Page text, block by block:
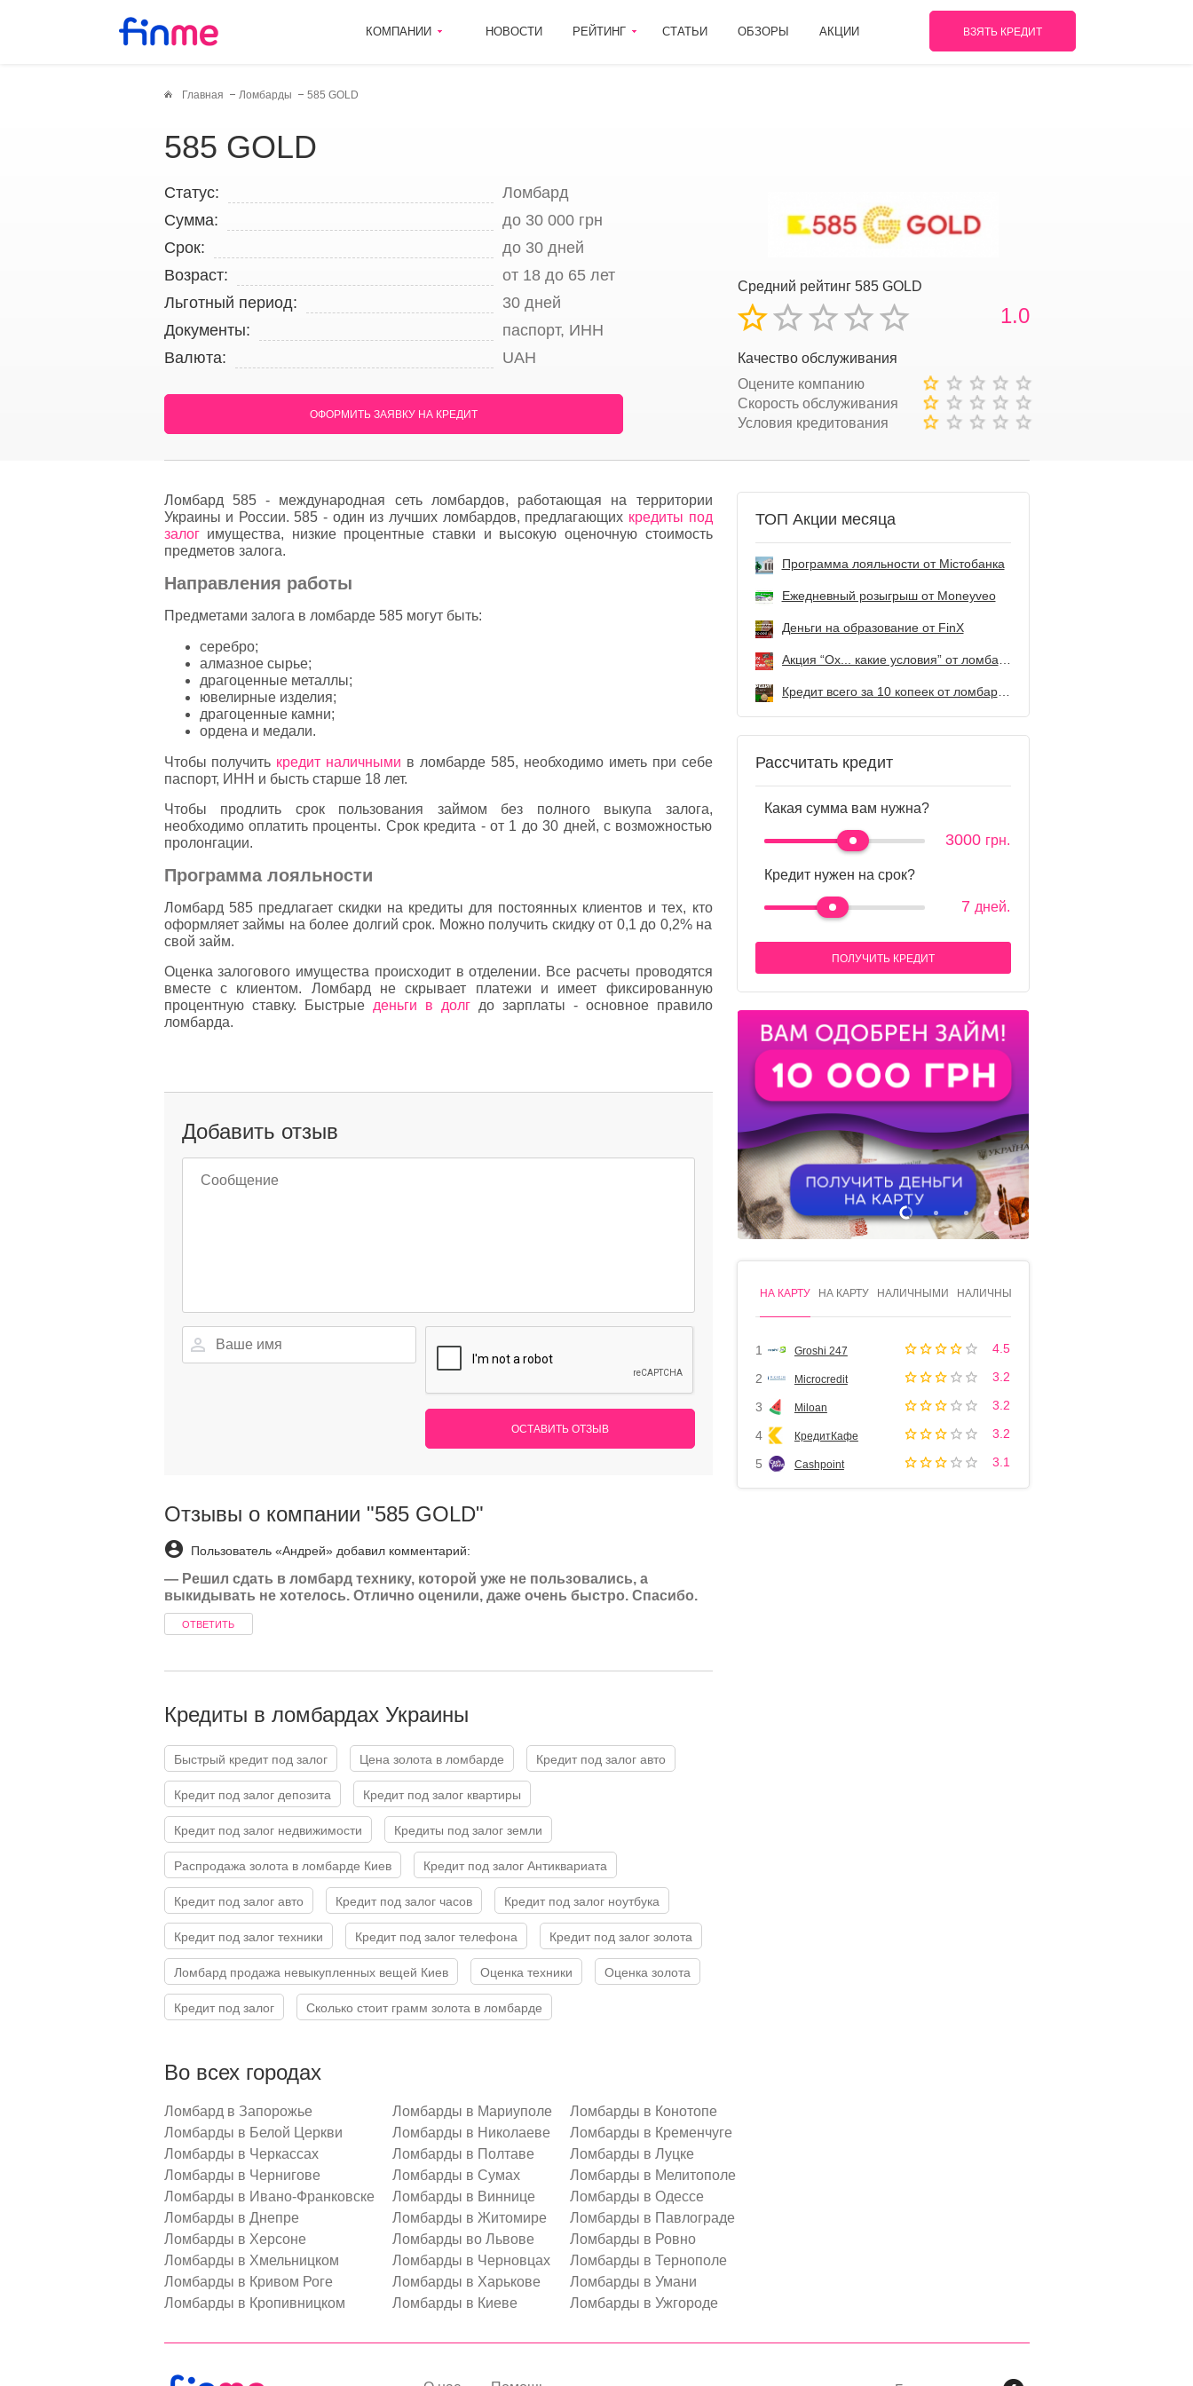
КОМПАНИИ НОВОСТИ РЕЙТИНГ СТАТЬИ ОБЗОРЫ АКЦИИ ВЗЯТЬ КРЕДИТ
Главная Ломбарды 585 GOLD
585 GOLD
Средний рейтинг 585 GOLD
1.0
Качество обслуживания
Оцените компанию
Скорость обслуживания
Условия кредитования
Статус:
Ломбард
Сумма:
до 30 000 грн
Срок:
до 30 дней
Возраст:
от 18 до 65 лет
Льготный период:
30 дней
Документы:
паспорт, ИНН
Валюта:
UAH
ОФОРМИТЬ ЗАЯВКУ НА КРЕДИТ
Ломбард 585 - международная сеть ломбардов, работающая на территории
Украины и России. 585 - один из лучших ломбардов, предлагающих кредиты под
залогимущества, низкие процентные ставки и высокую оценочную стоимость
предметов залога.
Направления работы
Предметами залога в ломбарде 585 могут быть:
серебро;
алмазное сырье;
драгоценные металлы;
ювелирные изделия;
драгоценные камни;
ордена и медали.
Чтобы получить кредит наличными в ломбарде 585, необходимо иметь при себе
паспорт, ИНН и бысть старше 18 лет.
Чтобы продлить срок пользования займом без полного выкупа залога,
необходимо оплатить проценты. Срок кредита - от 1 до 30 дней, с возможностью
пролонгации.
Программа лояльности
Ломбард 585 предлагает скидки на кредиты для постоянных клиентов и тех, кто
оформляет займы на более долгий срок. Можно получить скидку от 0,1 до 0,2% на
свой займ.
Оценка залогового имущества происходит в отделении. Все расчеты проводятся
вместе с клиентом. Ломбард не скрывает платежи и имеет фиксированную
процентную ставку. Быстрые деньги в долгдо зарплаты - основное правило
ломбарда.
Добавить отзыв
ОСТАВИТЬ ОТЗЫВ
Отзывы о компании "585 GOLD"
Пользователь «Андрей» добавил комментарий:
— Решил сдать в ломбард технику, которой уже не пользовались, а
выкидывать не хотелось. Отлично оценили, даже очень быстро. Спасибо.
ОТВЕТИТЬ
Кредиты в ломбардах Украины
Быстрый кредит под залог Цена золота в ломбарде Кредит под залог авто
Кредит под залог депозита Кредит под залог квартиры
Кредит под залог недвижимости Кредиты под залог земли
Распродажа золота в ломбарде Киев Кредит под залог Антиквариата
Кредит под залог авто Кредит под залог часов Кредит под залог ноутбука
Кредит под залог техники Кредит под залог телефона Кредит под залог золота
Ломбард продажа невыкупленных вещей Киев Оценка техники Оценка золота
Кредит под залог Сколько стоит грамм золота в ломбарде
ТОП Акции месяца
Программа лояльности от Містобанка
Ежедневный розыгрыш от Мoneyveo
Деньги на образование от FinX
Кредит всего за 10 копеек от ломбарда Первый
Рассчитать кредит
Какая сумма вам нужна?
3000 грн.
Кредит нужен на срок?
7 дней.
ПОЛУЧИТЬ КРЕДИТ
1 2 3 4
НА КАРТУ НА КАРТУ НАЛИЧНЫМИ НАЛИЧНЫМИ
1 Groshi 247 4.5
2 Microcredit 3.2
3 Miloan 3.2
4 КредитКафе 3.2
5 Cashpoint 3.1
Во всех городах
Ломбард в Запорожье
Ломбарды в Белой Церкви
Ломбарды в Черкассах
Ломбарды в Чернигове
Ломбарды в Ивано-Франковске
Ломбарды в Днепре
Ломбарды в Херсоне
Ломбарды в Хмельницком
Ломбарды в Кривом Роге
Ломбарды в Кропивницком
Ломбарды в Мариуполе
Ломбарды в Николаеве
Ломбарды в Полтаве
Ломбарды в Сумах
Ломбарды в Виннице
Ломбарды в Житомире
Ломбарды во Львове
Ломбарды в Черновцах
Ломбарды в Харькове
Ломбарды в Киеве
Ломбарды в Конотопе
Ломбарды в Кременчуге
Ломбарды в Луцке
Ломбарды в Мелитополе
Ломбарды в Одессе
Ломбарды в Павлограде
Ломбарды в Ровно
Ломбарды в Тернополе
Ломбарды в Умани
Ломбарды в Ужгороде